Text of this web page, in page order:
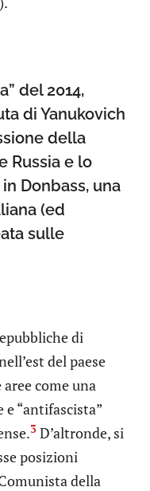
del 2014,
di Yanukovich
della
Russia e lo
Donbass, una
(ed
sulle
di
del paese
come una
“antifascista”
3 D’altronde, si
posizioni
della